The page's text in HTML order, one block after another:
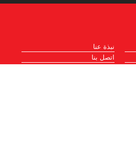
نبذة عنا
اتصل بنا